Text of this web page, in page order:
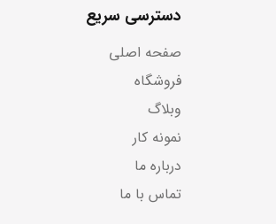
دسترسی سریع
صفحه اصلی
فروشگاه
وبلاگ
نمونه کار
درباره ما
تماس با ما